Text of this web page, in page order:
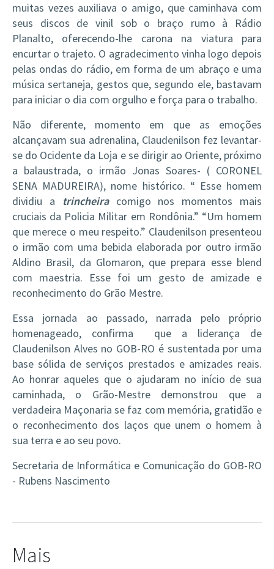
muitas vezes auxiliava o amigo, que caminhava com
seus discos de vinil sob o braço rumo à Rádio
Planalto, oferecendo-lhe carona na viatura para
encurtar o trajeto. O agradecimento vinha logo depois
pelas ondas do rádio, em forma de um abraço e uma
música sertaneja, gestos que, segundo ele, bastavam
para iniciar o dia com orgulho e força para o trabalho.
Não diferente, momento em que as emoções
alcançavam sua adrenalina, Claudenilson fez levantar-
se do Ocidente da Loja e se dirigir ao Oriente, próximo
a balaustrada, o irmão Jonas Soares- ( CORONEL
SENA MADUREIRA), nome histórico. “ Esse homem
dividiu a
trincheiracomigo nos momentos mais
cruciais da Policia Militar em Rondônia.” “Um homem
que merece o meu respeito.” Claudenilson presenteou
o irmão com uma bebida elaborada por outro irmão
Aldino Brasil, da Glomaron, que prepara esse blend
com maestria. Esse foi um gesto de amizade e
reconhecimento do Grão Mestre.
Essa jornada ao passado, narrada pelo próprio
homenageado, confirma que a liderança de
Claudenilson Alves no GOB-RO é sustentada por uma
base sólida de serviços prestados e amizades reais.
Ao honrar aqueles que o ajudaram no início de sua
caminhada, o Grão-Mestre demonstrou que a
verdadeira Maçonaria se faz com memória, gratidão e
o reconhecimento dos laços que unem o homem à
sua terra e ao seu povo.
Secretaria de Informática e Comunicação do GOB-RO
- Rubens Nascimento
Mais